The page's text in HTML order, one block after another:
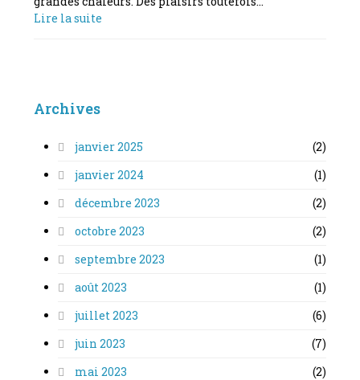
Lire la suite
Archives
janvier 2025
(2)
janvier 2024
(1)
décembre 2023
(2)
octobre 2023
(2)
septembre 2023
(1)
août 2023
(1)
juillet 2023
(6)
juin 2023
(7)
mai 2023
(2)